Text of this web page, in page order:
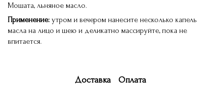
Мошата, льняное масло.
Применение: утром и вечером нанесите несколько капель
масла на лицо и шею и деликатно массируйте, пока не
впитается.
Доставка Оплата